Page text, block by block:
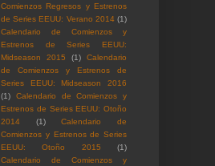
Comienzos Regresos y Estrenos
de Series EEUU: Verano 2014 (1)
Calendario de Comienzos y
Estrenos de Series EEUU:
Midseason 2015
(1)
Calendario
de Comienzos y Estrenos de
Series EEUU: Midseason 2016
(1)
Calendario de Comienzos y
Estrenos de Series EEUU: Otoño
2014
(1)
Calendario de
Comienzos y Estrenos de Series
EEUU: Otoño 2015
(1)
Calendario de Comienzos y